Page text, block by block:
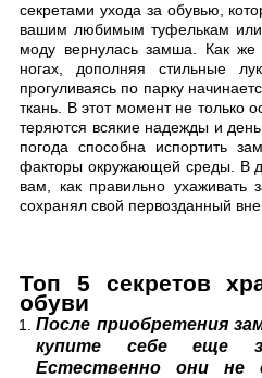
секретами ухода за обувью,
вашим любимым туфелькам
моду вернулась замша. Как
ногах, дополняя стильные
прогуливаясь по парку
ткань. В этот момент не только
теряются всякие надежды и
погода способна испортить
факторы окружающей среды. В
вам, как правильно ухаживать
сохранял свой первозданный
Топ 5 секретов
обуви
После приобретения
купите себе еще
Естественно они не